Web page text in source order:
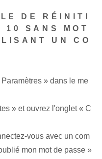
DE RÉINITI
10 SANS MOT
UN CO
» dans le me
» et ouvrez l'onglet « C
vous avec un com
mon mot de passe »